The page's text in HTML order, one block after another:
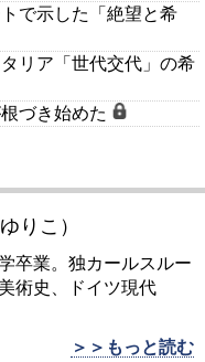
で示した「絶望と希
リア「世代交代」の希
づき始めた
りこ）
卒業。独カールスルー
術史、ドイツ現代
＞＞もっと読む